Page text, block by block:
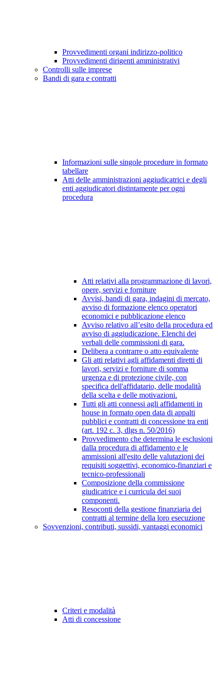
Provvedimenti organi indirizzo-politico
Provvedimenti dirigenti amministrativi
Controlli sulle imprese
Bandi di gara e contratti
Informazioni sulle singole procedure in formato
tabellare
Atti delle amministrazioni aggiudicatrici e degli
enti aggiudicatori distintamente per ogni
procedura
Atti relativi alla programmazione di lavori,
opere, servizi e forniture
Avvisi, bandi di gara, indagini di mercato,
avviso di formazione elenco operatori
economici e pubblicazione elenco
Avviso relativo all’esito della procedura ed
avviso di aggiudicazione. Elenchi dei
verbali delle commissioni di gara.
Delibera a contrarre o atto equivalente
Gli atti relativi agli affidamenti diretti di
lavori, servizi e forniture di somma
urgenza e di protezione civile, con
specifica dell'affidatario, delle modalità
della scelta e delle motivazioni.
Tutti gli atti connessi agli affidamenti in
house in formato open data di appalti
pubblici e contratti di concessione tra enti
(art. 192 c. 3, dlgs n. 50/2016)
Provvedimento che determina le esclusioni
dalla procedura di affidamento e le
ammissioni all'esito delle valutazioni dei
requisiti soggettivi, economico-finanziari e
tecnico-professionali
Composizione della commissione
giudicatrice e i curricula dei suoi
componenti.
Resoconti della gestione finanziaria dei
contratti al termine della loro esecuzione
Sovvenzioni, contributi, sussidi, vantaggi economici
Criteri e modalità
Atti di concessione